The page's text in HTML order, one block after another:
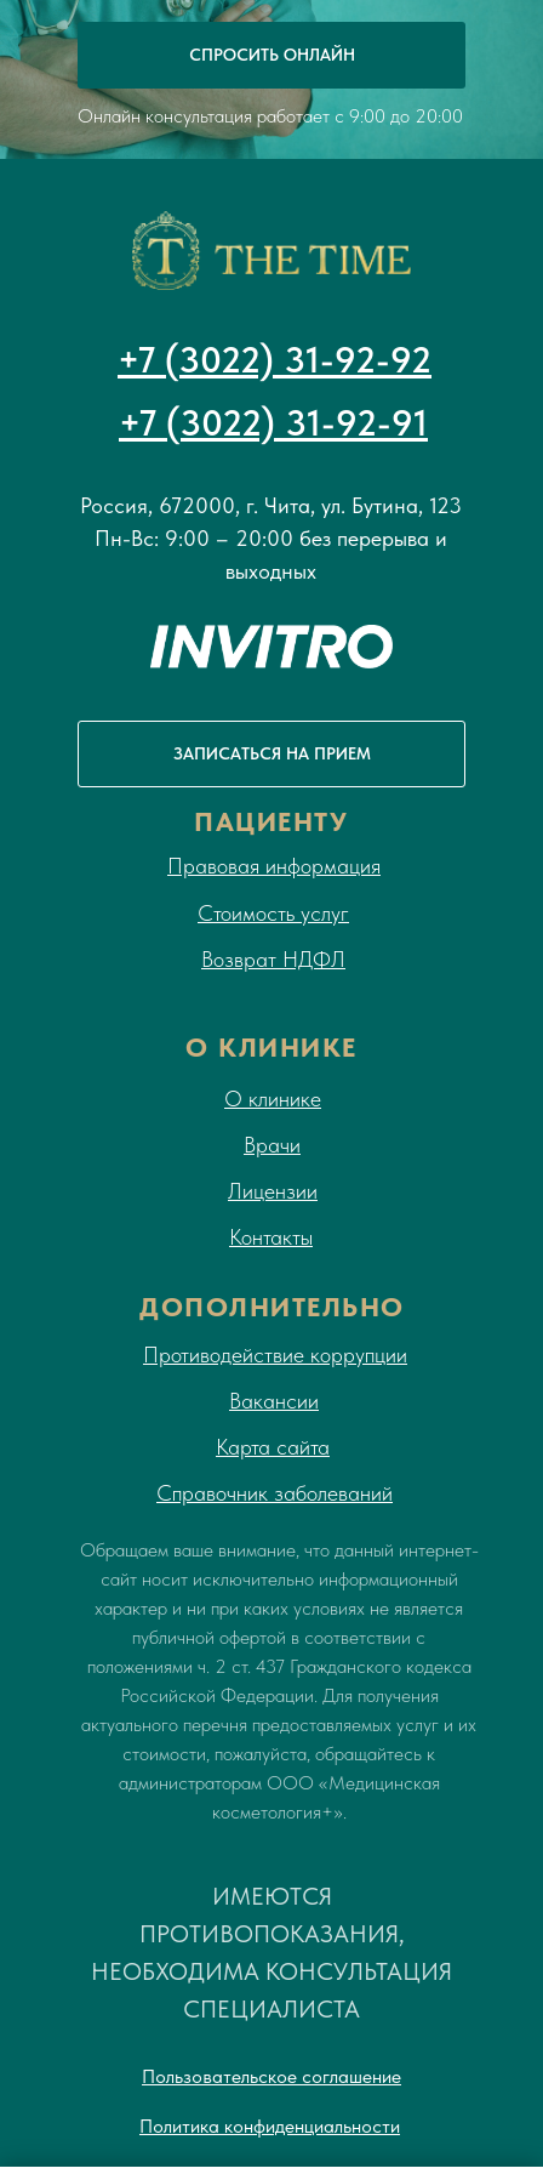
Онлайн консультация работает с 9:00 до 20:00
СПРОСИТЬ ОНЛАЙН
ПАЦИЕНТУ
О КЛИНИКЕ
ДОПОЛНИТЕЛЬНО
Правовая информация
Возврат НДФЛ
Стоимость услуг
Врачи
Лицензии
О клинике
Контакты
Вакансии
Карта сайта
Справочник заболеваний
Противодействие коррупции
Обращаем ваше внимание, что данный интернет-
сайт носит исключительно информационный
характер и ни при каких условиях не является
публичной офертой в соответствии с
положениями ч. 2 ст. 437 Гражданского кодекса
Российской Федерации. Для получения
актуального перечня предоставляемых услуг и их
стоимости, пожалуйста, обращайтесь к
администраторам ООО «Медицинская
косметология+».
ИМЕЮТСЯ
ПРОТИВОПОКАЗАНИЯ,
НЕОБХОДИМА КОНСУЛЬТАЦИЯ
СПЕЦИАЛИСТА
Пользовательское соглашение
Политика конфиденциальности
Россия, 672000, г. Чита, ул. Бутина, 123
Пн-Вс: 9:00 – 20:00 без перерыва и
выходных
+7 (3022) 31-92-92
+7 (3022) 31-92-91
ЗАПИСАТЬСЯ НА ПРИЕМ